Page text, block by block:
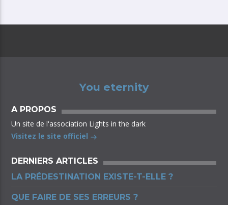
You eternity
A PROPOS
Un site de l'association Lights in the dark
Visitez le site officiel
DERNIERS ARTICLES
LA PRÉDESTINATION EXISTE-T-ELLE ?
QUE FAIRE DE SES ERREURS ?